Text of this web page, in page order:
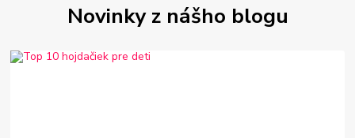
Novinky z nášho blogu